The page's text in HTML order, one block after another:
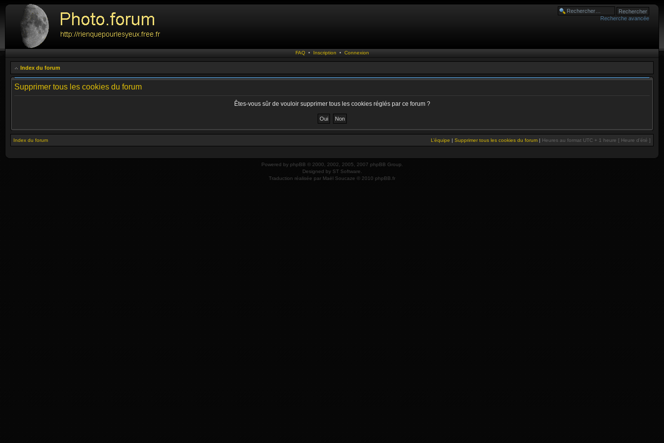
Recherche avancée
FAQ • Inscription • Connexion
Index du forum
Supprimer tous les cookies du forum
Êtes-vous sûr de vouloir supprimer tous les cookies réglés par ce forum ?
Index du forum L’équipe | Supprimer tous les cookies du forum | Heures au format UTC + 1 heure [ Heure d’été ]
Powered by phpBB © 2000, 2002, 2005, 2007 phpBB Group.
Designed by ST Software
Traduction réalisée par Maël Soucaze © 2010 phpBB.fr